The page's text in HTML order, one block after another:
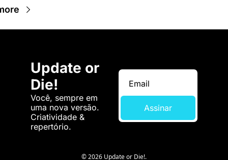
Update or
Die!
Você, sempre em
uma nova versão.
Criatividade &
repertório.
Assinar
© 2026 Update or Die!.